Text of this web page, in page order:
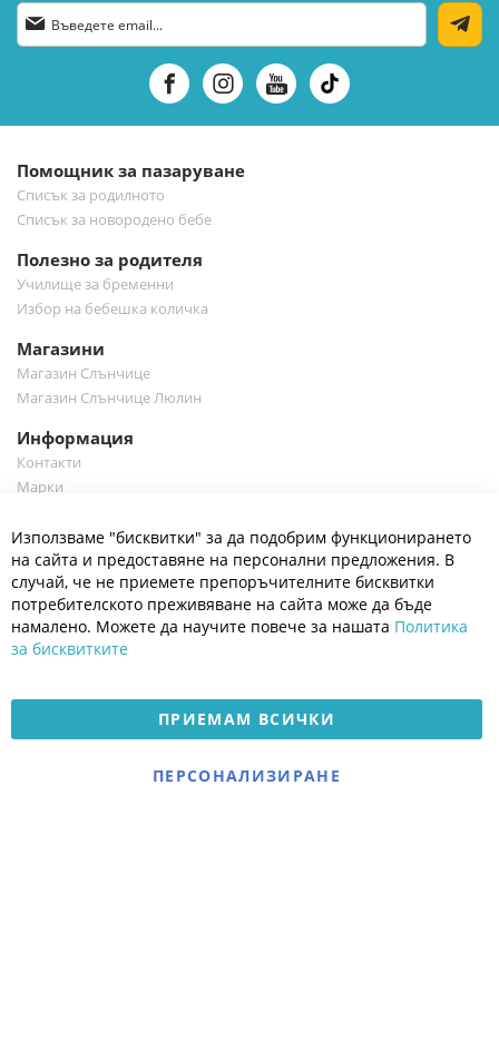
Абонирай
се
бюлетин:
Помощник за пазаруване
Списък за родилното
Списък за новородено бебе
Полезно за родителя
Училище за бременни
Избор на бебешка количка
Магазини
Магазин Слънчице
Магазин Слънчице Люлин
Информация
Контакти
Марки
Полезно
Общи условия
Политика за поверителност
Платформа за OPC
Доставка и плащане
Електронен магазин
разработен и поддържан
Използваме "бисквитки" за да подобрим функционирането
на сайта и предоставяне на персонални предложения. В
случай, че не приемете препоръчителните бисквитки
потребителското преживяване на сайта може да бъде
намалено. Можете да научите повече за нашата Политика
за бисквитките
ПРИЕМАМ ВСИЧКИ
ПЕРСОНАЛИЗИРАНЕ